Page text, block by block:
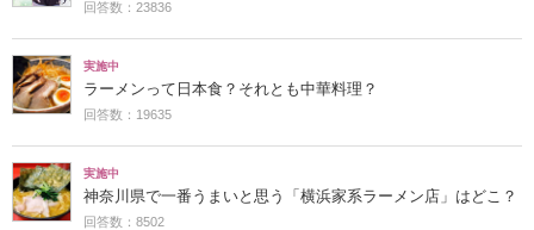
回答数：23836
実施中
ラーメンって日本食？それとも中華料理？
回答数：19635
実施中
神奈川県で一番うまいと思う「横浜家系ラーメン店」はどこ？
回答数：8502